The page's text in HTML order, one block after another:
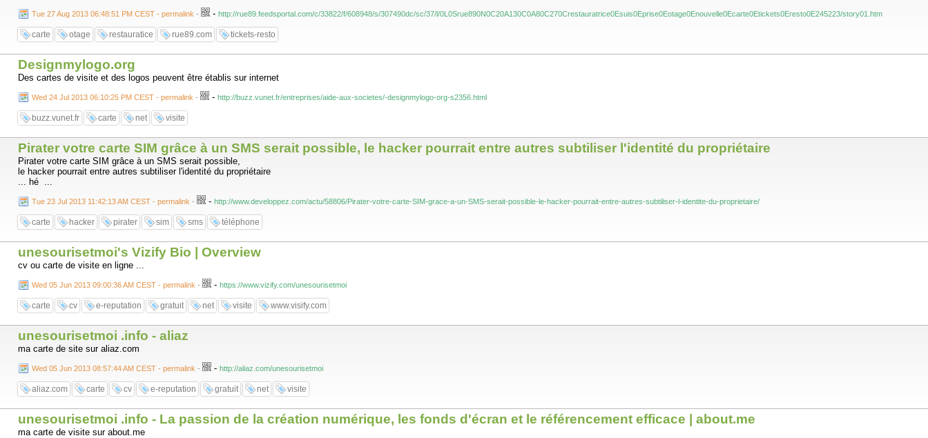
Tue 27 Aug 2013 06:48:51 PM CEST - permalink - - http://rue89.feedsportal.com/c/33822/f/608948/s/307490dc/sc/37/l/0L0Srue890N0C20A130C0A80C270Crestauratrice0Esuis0Eprise0Eotage0Enouvelle0Ecarte0Etickets0Eresto0E245223/story01.htm
carte otage restauratice rue89.com tickets-resto
Designmylogo.org
Des cartes de visite et des logos peuvent être établis sur internet
Wed 24 Jul 2013 06:10:25 PM CEST - permalink - - http://buzz.vunet.fr/entreprises/aide-aux-societes/-designmylogo-org-s2356.html
buzz.vunet.fr carte net visite
Pirater votre carte SIM grâce à un SMS serait possible, le hacker pourrait entre autres subtiliser l'identité du propriétaire
Pirater votre carte SIM grâce à un SMS serait possible,
le hacker pourrait entre autres subtiliser l'identité du propriétaire
... hé ...
Tue 23 Jul 2013 11:42:13 AM CEST - permalink - - http://www.developpez.com/actu/58806/Pirater-votre-carte-SIM-grace-a-un-SMS-serait-possible-le-hacker-pourrait-entre-autres-subtiliser-l-identite-du-proprietaire/
carte hacker pirater sim sms téléphone
unesourisetmoi's Vizify Bio | Overview
cv ou carte de visite en ligne ...
Wed 05 Jun 2013 09:00:36 AM CEST - permalink - - https://www.vizify.com/unesourisetmoi
carte cv e-reputation gratuit net visite www.visify.com
unesourisetmoi .info - aliaz
ma carte de site sur aliaz.com
Wed 05 Jun 2013 08:57:44 AM CEST - permalink - - http://aliaz.com/unesourisetmoi
aliaz.com carte cv e-reputation gratuit net visite
unesourisetmoi .info - La passion de la création numérique, les fonds d'écran et le référencement efficace | about.me
ma carte de visite sur about.me